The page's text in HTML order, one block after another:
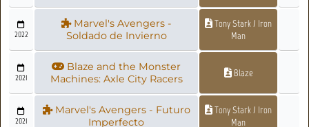
2022
Marvel's Avengers -
Soldado de Invierno
Tony Stark / Iron
Man
2021
Blaze and the Monster
Machines: Axle City Racers
Blaze
2021
Marvel's Avengers - Futuro
Imperfecto
Tony Stark / Iron
Man